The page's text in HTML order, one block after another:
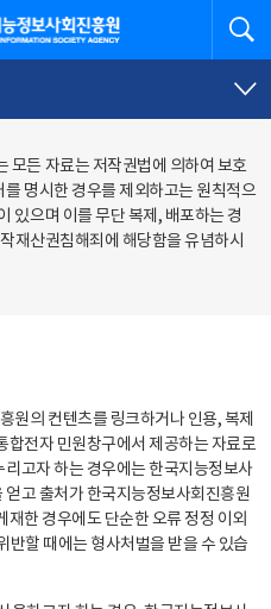
진흥원
모든 자료는 저작권법에 의하여 보호
명시한 경우를 제외하고는 원칙적으
있으며 이를 무단 복제, 배포하는 경
재산권침해죄에 해당함을 유념하시
원의 컨텐츠를 링크하거나 인용, 복제
합전자 민원창구에서 제공하는 자료로
고자 하는 경우에는 한국지능정보사
고 출처가 한국지능정보사회진흥원
한 경우에도 단순한 오류 정정 이외
반할 때에는 형사처벌을 받을 수 있습